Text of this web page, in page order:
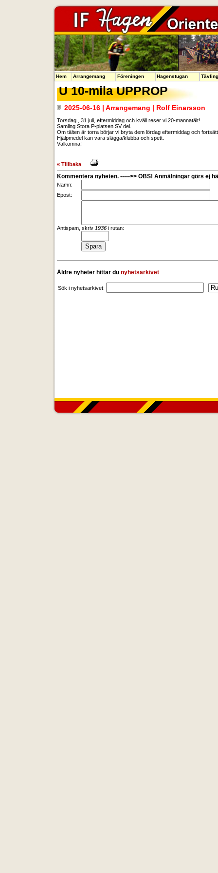
U 10-mila UPPROP
2025-06-16 | Arrangemang | Rolf Einarsson
Torsdag , 31 juli, eftermiddag och kväll reser vi 20-mannatält!
Samling Stora P-platsen SV del.
Om tälten är torra börjar vi bryta dem lördag eftermiddag och
Hjälpmedel kan vara slägga/klubba och spett.
Välkomna!
« Tillbaka
Kommentera nyheten. ----->> OBS! Anmälningar görs ej
Namn:
Epost:
Antispam, skriv 1936 i rutan:
Äldre nyheter hittar du nyhetsarkivet
Sök i nyhetsarkivet:
Hem Arrangemang Föreningen Hagenstugan Tävling